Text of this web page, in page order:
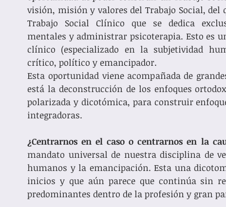
visión, misión y valores del Trabajo Social, del
Trabajo Social Clínico que se dedica
mentales y administrar psicoterapia. Esto es
clínico (especializado en la subjetividad
crítico, político y emancipador.
Esta oportunidad viene acompañada de
está la deconstrucción de los enfoques
polarizada y dicotómica, para construir
integradoras.
¿Centrarnos en el caso o centrarnos en la
mandato universal de nuestra disciplina de
humanos y la emancipación. Esta una
inicios y que aún parece que continúa sin
predominantes dentro de la profesión y gran